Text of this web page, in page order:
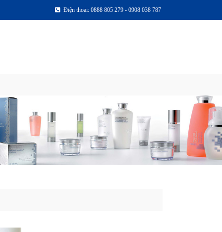
Điện thoại: 0888 805 279 - 0908 038 787